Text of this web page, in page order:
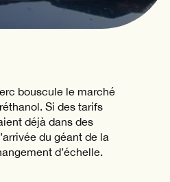
bouscule le marché
Si des tarifs
déjà dans des
du géant de la
d’échelle.